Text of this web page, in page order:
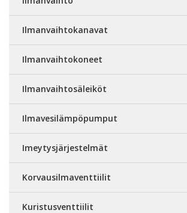
Ilmanvaihtokanavat
Ilmanvaihtokoneet
Ilmanvaihtosäleiköt
Ilmavesilämpöpumput
Imeytysjärjestelmät
Korvausilmaventtiilit
Kuristusventtiilit